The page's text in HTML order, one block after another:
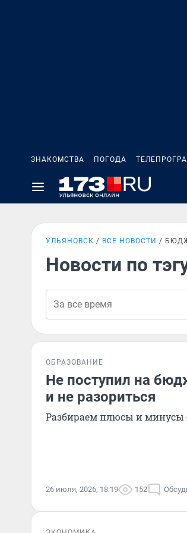
ЗНАКОМСТВА ПОГОДА
УЛЬЯНОВСК ВСЕ НОВОСТИ
Новости по
ОБРАЗОВАНИЕ
Не поступил на
и не разориться
Разбираем плюсы и минусы
26 июля, 2026, 18:19 152